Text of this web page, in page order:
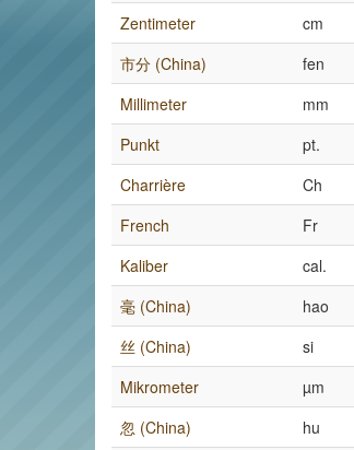
Zentimeter
cm
市分 (China)
fen
Millimeter
mm
Punkt
pt.
Charrière
Ch
French
Fr
Kaliber
cal.
毫 (China)
hao
丝 (China)
si
Mikrometer
µm
忽 (China)
hu